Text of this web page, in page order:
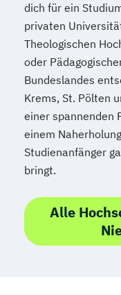
dich für ein
privaten
Theologischen
oder
Bundeslandes
Krems, St. Pölten
einer spannenden
einem
Studienanfänger
bringt.
Alle